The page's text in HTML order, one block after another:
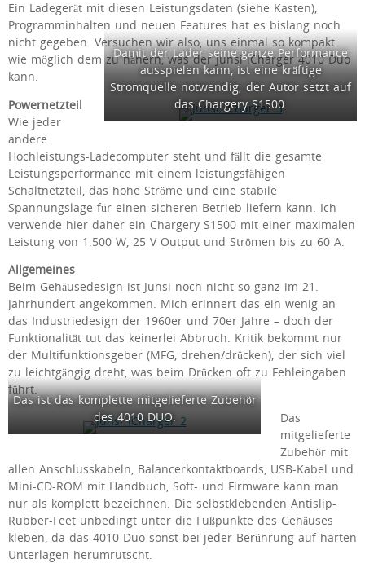
Ein Ladegerät mit diesen Leistungsdaten (siehe Kasten),
Programminhalten und neuen Features hat es bislang noch
nicht gegeben. Versuchen wir also, uns einmal so kompakt
wie möglich dem zu nähern, was der Junsi iCharger 4010 Duo
kann.
Damit der Lader seine ganze Performance
ausspielen kann, ist eine kräftige
Stromquelle notwendig; der Autor setzt auf
das Chargery S1500.
Powernetzteil
Wie jeder
andere
Hochleistungs-Ladecomputer steht und fällt die gesamte
Leistungsperformance mit einem leistungsfähigen
Schaltnetzteil, das hohe Ströme und eine stabile
Spannungslage für einen sicheren Betrieb liefern kann. Ich
verwende hier daher ein Chargery S1500 mit einer maximalen
Leistung von 1.500 W, 25 V Output und Strömen bis zu 60 A.
Allgemeines
Beim Gehäusedesign ist Junsi noch nicht so ganz im 21.
Jahrhundert angekommen. Mich erinnert das ein wenig an
das Industriedesign der 1960er und 70er Jahre – doch der
Funktionalität tut das keinerlei Abbruch. Kritik bekommt nur
der Multifunktionsgeber (MFG, drehen/drücken), der sich viel
zu leichtgängig dreht, was beim Drücken oft zu Fehleingaben
führt.
Das ist das komplette mitgelieferte Zubehör
des 4010 DUO.
Das
mitgelieferte
Zubehör mit
allen Anschlusskabeln, Balancerkontaktboards, USB-Kabel und
Mini-CD-ROM mit Handbuch, Soft- und Firmware kann man
nur als komplett bezeichnen. Die selbstklebenden Antislip-
Rubber-Feet unbedingt unter die Fußpunkte des Gehäuses
kleben, da das 4010 Duo sonst bei jeder Berührung auf harten
Unterlagen herumrutscht.